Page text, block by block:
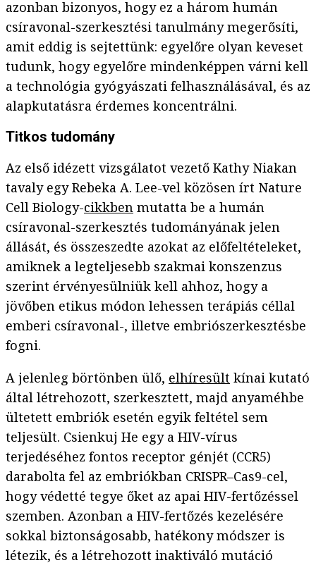
azonban bizonyos, hogy ez a három humán
csíravonal-szerkesztési tanulmány megerősíti,
amit eddig is sejtettünk: egyelőre olyan keveset
tudunk, hogy egyelőre mindenképpen várni kell
a technológia gyógyászati felhasználásával, és az
alapkutatásra érdemes koncentrálni.
Titkos tudomány
Az első idézett vizsgálatot vezető Kathy Niakan
tavaly egy Rebeka A. Lee-vel közösen írt Nature
Cell Biology-cikkben mutatta be a humán
csíravonal-szerkesztés tudományának jelen
állását, és összeszedte azokat az előfeltételeket,
amiknek a legteljesebb szakmai konszenzus
szerint érvényesülniük kell ahhoz, hogy a
jövőben etikus módon lehessen terápiás céllal
emberi csíravonal-, illetve embriószerkesztésbe
fogni.
A jelenleg börtönben ülő, elhíresült kínai kutató
által létrehozott, szerkesztett, majd anyaméhbe
ültetett embriók esetén egyik feltétel sem
teljesült. Csienkuj He egy a HIV-vírus
terjedéséhez fontos receptor génjét (CCR5)
darabolta fel az embriókban CRISPR–Cas9-cel,
hogy védetté tegye őket az apai HIV-fertőzéssel
szemben. Azonban a HIV-fertőzés kezelésére
sokkal biztonságosabb, hatékony módszer is
létezik, és a létrehozott inaktiváló mutáció